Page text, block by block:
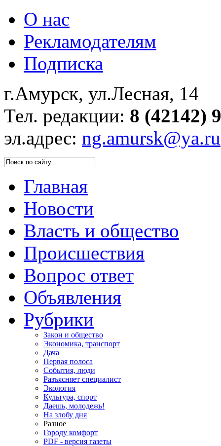
О нас
Рекламодателям
Подписка
г.Амурск, ул.Лесная, 14
Тел. редакции: 8 (42142)
эл.адрес: ng.amursk@ya.ru
Главная
Новости
Власть и общество
Происшествия
Вопрос ответ
Объявления
Рубрики
Закон и общество
Экономика, транспорт
Дача
Первая полоса
События, люди
Разъясняет специалист
Экология
Культура, спорт
Даешь, молодежь!
На злобу дня
Разное
Городу комфорт
PDF - версия газеты